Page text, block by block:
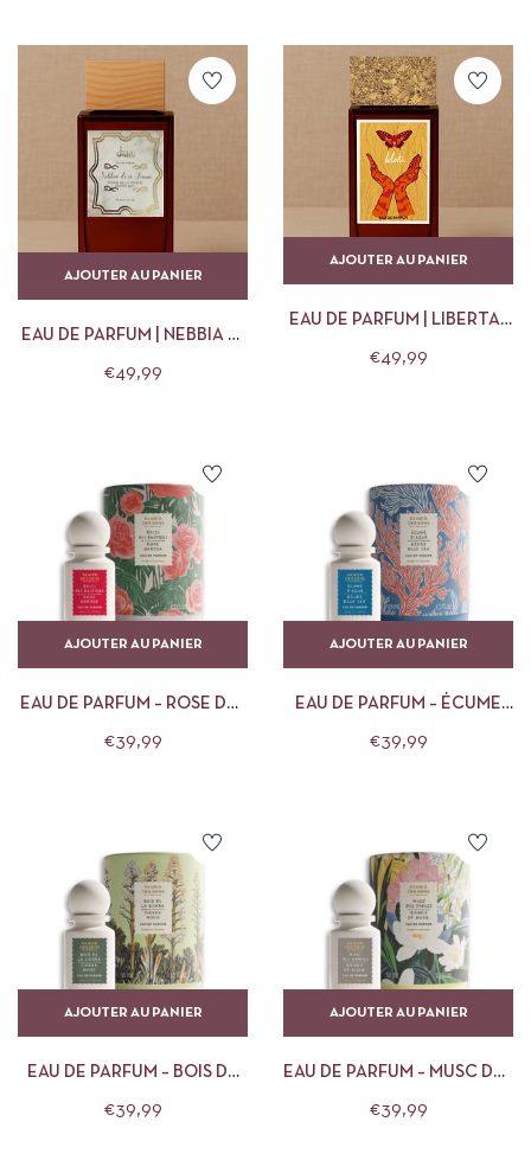
AJOUTER AU PANIER
EAU DE PARFUM | NEBBIA DI
€49,99
AJOUTER AU PANIER
EAU DE PARFUM | LIBERTA |
€49,99
AJOUTER AU PANIER
EAU DE PARFUM – ROSE DES
DES SENS
€39,99
AJOUTER AU PANIER
EAU DE PARFUM – ÉCUME
SENS
€39,99
AJOUTER AU PANIER
EAU DE PARFUM – BOIS DE
DES SENS
€39,99
AJOUTER AU PANIER
EAU DE PARFUM – MUSC DES
SENS
€39,99